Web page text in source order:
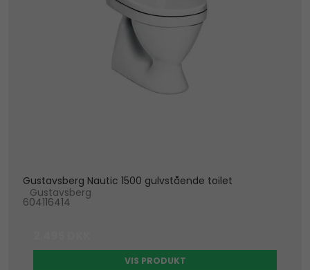
Gustavsberg Nautic 1500 gulvstående toilet
Gustavsberg
604116414
VIS PRODUKT